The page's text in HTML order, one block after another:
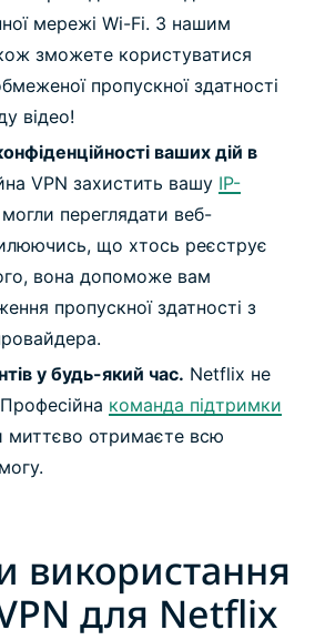
мережі Wi-Fi. З нашим
зможете користуватися
пропускної здатності
відео!
ваших дій в
VPN захистить вашу IP-
переглядати веб-
що хтось реєструє
вона допоможе вам
пропускної здатності з
у будь-який час. Netflix не
команда підтримки
миттєво отримаєте всю
використання
для Netflix